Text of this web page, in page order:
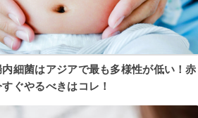
内細菌はアジアで最も多様性が低い！赤
ぐやるべきはコレ！